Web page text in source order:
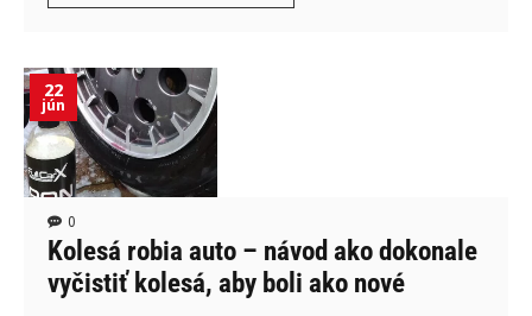
22
jún
0
Kolesá robia auto – návod ako dokonale
vyčistiť kolesá, aby boli ako nové